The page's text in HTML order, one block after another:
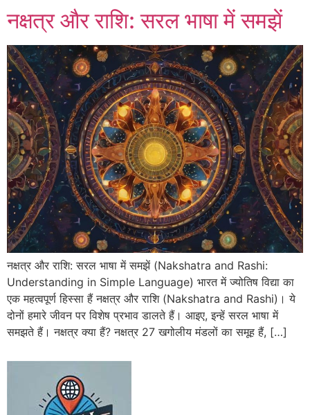
नक्षत्र और राशि: सरल भाषा में समझें
नक्षत्र और राशि: सरल भाषा में समझें (Nakshatra and Rashi:
Understanding in Simple Language) भारत में ज्योतिष विद्या का
एक महत्वपूर्ण हिस्सा हैं नक्षत्र और राशि (Nakshatra and Rashi)। ये
दोनों हमारे जीवन पर विशेष प्रभाव डालते हैं। आइए, इन्हें सरल भाषा में
समझते हैं। नक्षत्र क्या हैं? नक्षत्र 27 खगोलीय मंडलों का समूह हैं, […]